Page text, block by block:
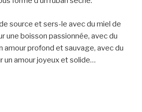
source et sers-le avec du miel de
une boisson passionnée, avec du
amour profond et sauvage, avec du
un amour joyeux et solide…